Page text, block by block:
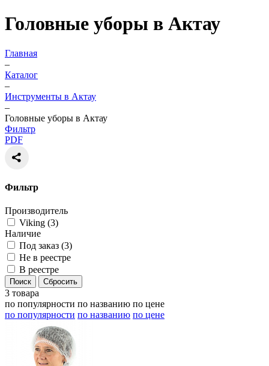
Головные уборы в Актау
Главная
–
Каталог
–
Инструменты в Актау
–
Головные уборы в Актау
Фильтр
PDF
Фильтр
Производитель
Viking (3)
Наличие
Под заказ (3)
Не в реестре
В реестре
3 товара
по популярности по названию по цене
по популярности по названию по цене